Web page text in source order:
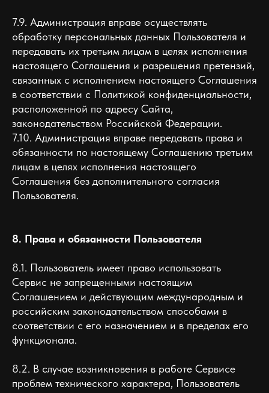
7.9. Администрация вправе осуществлять
обработку персональных данных Пользователя и
передавать их третьим лицам в целях исполнения
настоящего Соглашения и разрешения претензий,
связанных с исполнением настоящего Соглашения
в соответствии с Политикой конфиденциальности,
расположенной по адресу Сайта,
законодательством Российской Федерации.
7.10. Администрация вправе передавать права и
обязанности по настоящему Соглашению третьим
лицам в целях исполнения настоящего
Соглашения без дополнительного согласия
Пользователя.
8. Права и обязанности Пользователя
8.1. Пользователь имеет право использовать
Сервис не запрещенными настоящим
Соглашением и действующим международным и
российским законодательством способами в
соответствии с его назначением и в пределах его
функционала.
8.2. В случае возникновения в работе Сервисе
проблем технического характера, Пользователь